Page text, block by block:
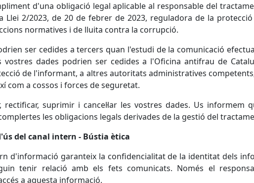
d'una obligació legal aplicable al responsable del
Llei 2/2023, de 20 de febrer de 2023, reguladora de la
normatives i de lluita contra la corrupció.
ser cedides a tercers quan l'estudi de la comunicació
vostres dades podrien ser cedides a l'Oficina antifrau de
de l'informant, a altres autoritats administratives
com a cossos i forces de seguretat.
rectificar, suprimir i cancel·lar les vostres dades. Us informem
les obligacions legals derivades de la gestió del
del canal intern - Bústia ètica
d'informació garanteix la confidencialitat de la identitat dels
tenir relació amb els fets comunicats. Només el
a aquesta informació.